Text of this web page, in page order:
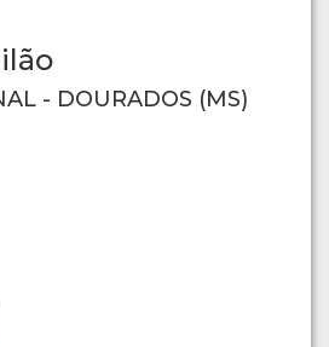
- DOURADOS (MS)